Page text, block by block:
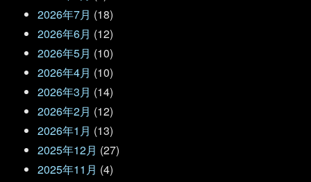
2026年7月 (18)
2026年6月 (12)
2026年5月 (10)
2026年4月 (10)
2026年3月 (14)
2026年2月 (12)
2026年1月 (13)
2025年12月 (27)
2025年11月 (4)